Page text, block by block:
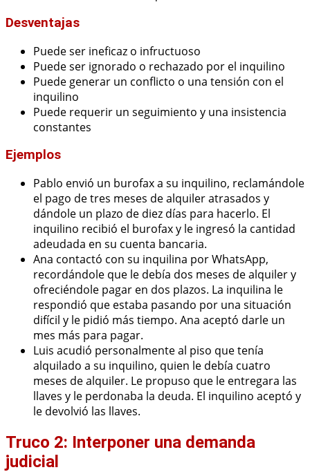
Desventajas
Puede ser ineficaz o infructuoso
Puede ser ignorado o rechazado por el inquilino
Puede generar un conflicto o una tensión con el
inquilino
Puede requerir un seguimiento y una insistencia
constantes
Ejemplos
Pablo envió un burofax a su inquilino, reclamándole
el pago de tres meses de alquiler atrasados y
dándole un plazo de diez días para hacerlo. El
inquilino recibió el burofax y le ingresó la cantidad
adeudada en su cuenta bancaria.
Ana contactó con su inquilina por WhatsApp,
recordándole que le debía dos meses de alquiler y
ofreciéndole pagar en dos plazos. La inquilina le
respondió que estaba pasando por una situación
difícil y le pidió más tiempo. Ana aceptó darle un
mes más para pagar.
Luis acudió personalmente al piso que tenía
alquilado a su inquilino, quien le debía cuatro
meses de alquiler. Le propuso que le entregara las
llaves y le perdonaba la deuda. El inquilino aceptó y
le devolvió las llaves.
Truco 2: Interponer una demanda
judicial